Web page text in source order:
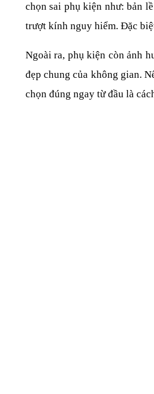
chọn sai phụ kiện như: bản
trượt kính nguy hiểm. Đặc
Ngoài ra, phụ kiện còn ảnh
đẹp chung của không gian.
chọn đúng ngay từ đầu là